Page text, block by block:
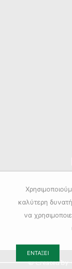
© Created by
καλύτερη
να
ΕΝΤΆΞΕΙ